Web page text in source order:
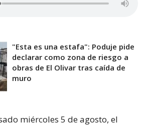
"Esta es una estafa": Poduje pide
declarar como zona de riesgo a
obras de El Olivar tras caída de
muro
miércoles 5 de agosto, el